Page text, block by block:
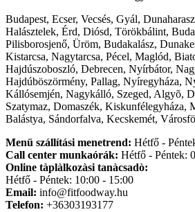
Budapest, Ecser, Vecsés, Gyál,
Halásztelek, Érd, Diósd, Törökbálint,
Pilisborosjenő, Üröm, Budakalász,
Kistarcsa, Nagytarcsa, Pécel, Maglód,
Hajdúszoboszló, Debrecen, Nyírbátor,
Hajdúböszörmény, Pallag, Nyíregyháza,
Kállósemjén, Nagykálló, Szeged, Algyõ,
Szatymaz, Domaszék, Kiskunfélegyháza,
Balástya, Sándorfalva, Kecskemét,
Menü szállítási menetrend: Hétfő -
Call center munkaórák: Hétfő - Péntek:
Online tàplàlkozàsi tanàcsadò:
Hétfő - Péntek: 10:00 - 15:00
Email: info@fitfoodway.hu
Telefon: +36303193177